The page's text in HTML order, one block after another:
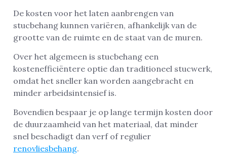
De kosten voor het laten aanbrengen van
stucbehang kunnen variëren, afhankelijk van de
grootte van de ruimte en de staat van de muren.
Over het algemeen is stucbehang een
kostenefficiëntere optie dan traditioneel stucwerk,
omdat het sneller kan worden aangebracht en
minder arbeidsintensief is.
Bovendien bespaar je op lange termijn kosten door
de duurzaamheid van het materiaal, dat minder
snel beschadigt dan verf of regulier
renovliesbehang.